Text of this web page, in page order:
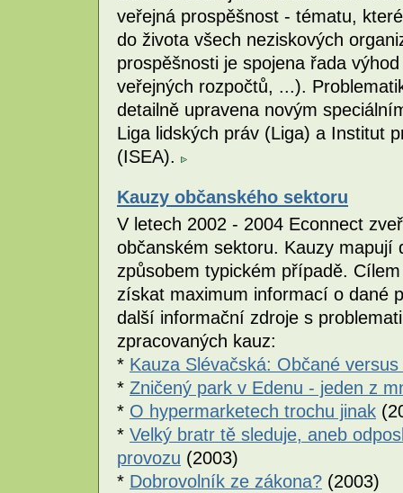
veřejná prospěšnost - tématu,
do života všech neziskových
prospěšnosti je spojena řada
veřejných rozpočtů, ...).
detailně upravena novým
Liga lidských práv (Liga) a Institut
(ISEA).
Kauzy občanského sektoru
V letech 2002 - 2004 Econnect
občanském sektoru. Kauzy
způsobem typickém případě.
získat maximum informací o dané
další informační zdroje s
zpracovaných kauz:
* Kauza Slévačská: Občané
* Zničený park v Edenu - jeden z
* O hypermarketech trochu jinak
* Velký bratr tě sleduje, aneb
provozu (2003)
* Dobrovolník ze zákona? (2003)